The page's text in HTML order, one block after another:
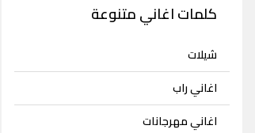
كلمات اغاني متنوعة
شيلات
اغاني راب
اغاني مهرجانات